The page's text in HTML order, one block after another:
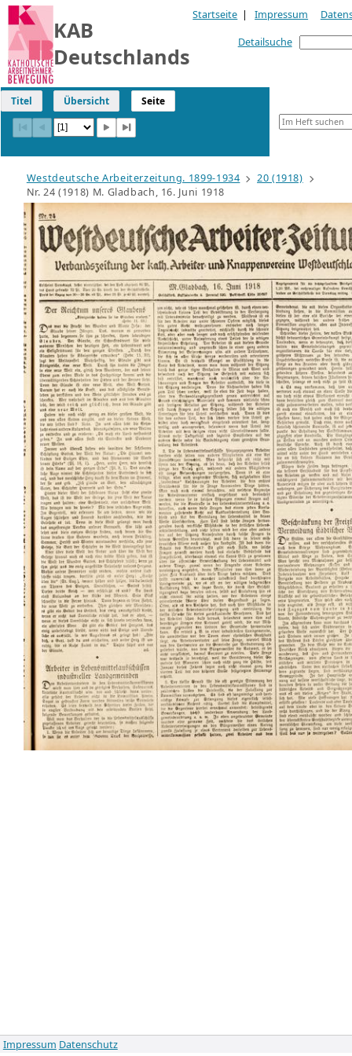
KAB
Deutschlands
Startseite | Impressum
Detailsuche
Titel Übersicht Seite
Westdeutsche Arbeiterzeitung. 1899-1934
20 (1918)
Nr. 24 (1918) M. Gladbach, 16. Juni 1918
Impressum Datenschutz